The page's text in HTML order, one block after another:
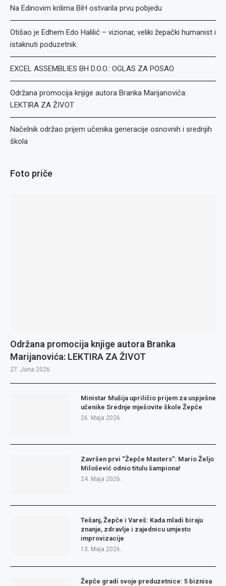
Na Edinovim krilima BiH ostvarila prvu pobjedu
Otišao je Edhem Edo Halilić – vizionar, veliki žepački humanist i
istaknuti poduzetnik
EXCEL ASSEMBLIES BH D.O.O.: OGLAS ZA POSAO
Održana promocija knjige autora Branka Marijanovića:
LEKTIRA ZA ŽIVOT
Načelnik održao prijem učenika generacije osnovnih i srednjih
škola
Foto priče
Održana promocija knjige autora Branka
Marijanovića: LEKTIRA ZA ŽIVOT
27. Juna 2026.
Ministar Mušija upriličio prijem za uspješne
učenike Srednje mješovite škole Žepče
26. Maja 2026.
Završen prvi “Žepče Masters”: Mario Željo
Milošević odnio titulu šampiona!
24. Maja 2026.
Tešanj, Žepče i Vareš: Kada mladi biraju
znanje, zdravlje i zajednicu umjesto
improvizacije
13. Maja 2026.
Žepče gradi svoje preduzetnice: 5 biznisa